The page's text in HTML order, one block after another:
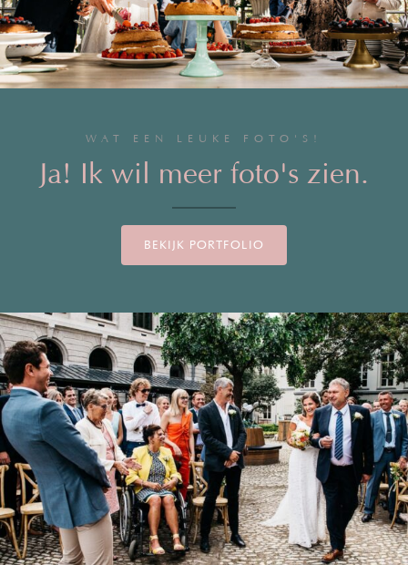
WAT EEN LEUKE FOTO'S!
Ja! Ik wil meer foto's zien.
BEKIJK PORTFOLIO